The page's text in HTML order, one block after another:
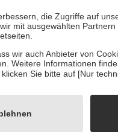
Zuzahlungen
dass es sich um